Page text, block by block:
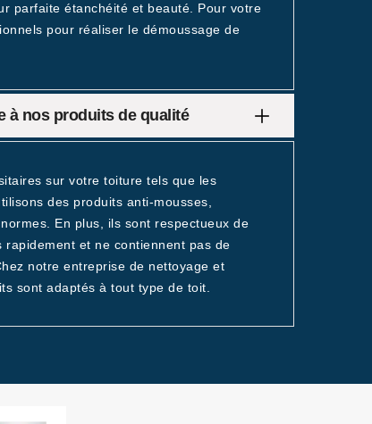
parfaite étanchéité et beauté. Pour votre
pour réaliser le démoussage de
à nos produits de qualité
sur votre toiture tels que les
des produits anti-mousses,
En plus, ils sont respectueux de
rapidement et ne contiennent pas de
notre entreprise de nettoyage et
sont adaptés à tout type de toit.